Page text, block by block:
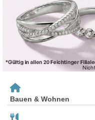
Bauen & Wohnen